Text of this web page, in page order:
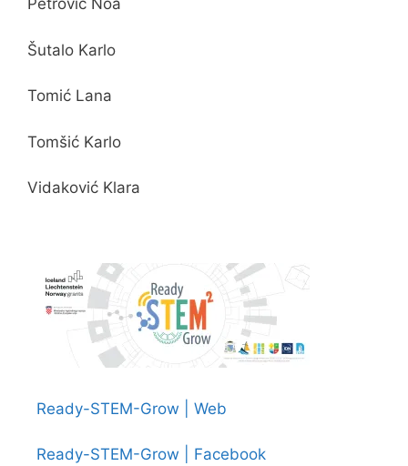
Petrović Noa
Šutalo Karlo
Tomić Lana
Tomšić Karlo
Vidaković Klara
Ready-STEM-Grow | Web
Ready-STEM-Grow | Facebook